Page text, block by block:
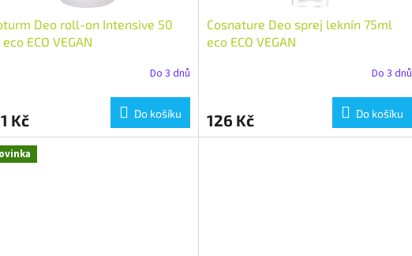
Deo roll-on Intensive 50
ECO VEGAN
Do 3 dnů
Kč Do košíku
Cosnature Deo sprej leknín 75ml
eco ECO VEGAN
Do 3 dnů
126 Kč Do košíku